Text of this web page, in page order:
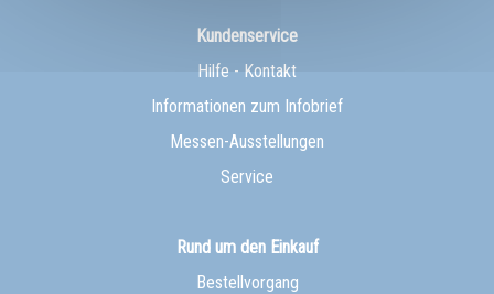
Kundenservice
Hilfe - Kontakt
Informationen zum Infobrief
Messen-Ausstellungen
Service
Rund um den Einkauf
Bestellvorgang